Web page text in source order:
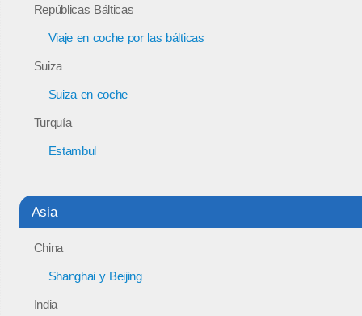
Repúblicas Bálticas
Viaje en coche por las bálticas
Suiza
Suiza en coche
Turquía
Estambul
Asia
China
Shanghai y Beijing
India